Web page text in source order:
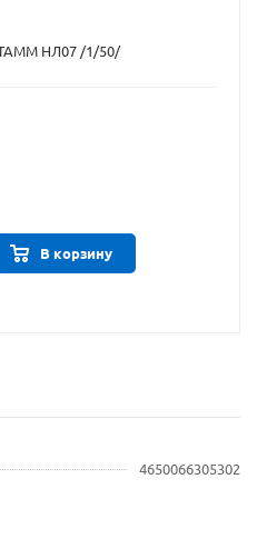
НЛ07 /1/50/
В корзину
4650066305302